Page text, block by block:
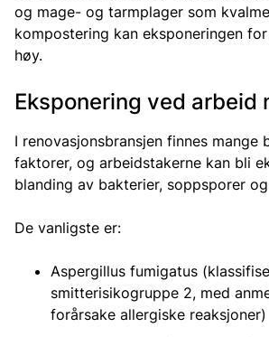
og mage- og tarmplager som
kompostering kan eksponeringen
høy.
Eksponering ved arbeid
I renovasjonsbransjen finnes mange
faktorer, og arbeidstakerne kan bli
blanding av bakterier, soppsporer
De vanligste er:
Aspergillus fumigatus
smitterisikogruppe 2, med
forårsake allergiske reaksjoner)